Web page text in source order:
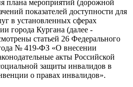
плана мероприятий (дорожной
показателей доступности для
в установленных сферах
города Кургана (далее -
статьей 26 Федерального
№ 419-ФЗ «О внесении
акты Российской
защиты инвалидов в
о правах инвалидов».